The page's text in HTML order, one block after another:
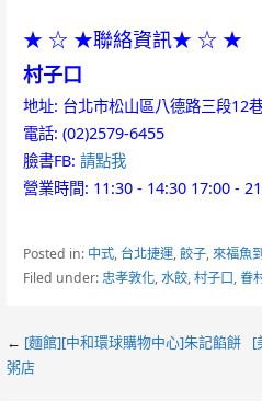
★ ☆ ★聯絡資訊★ ☆ ★
村子口
地址: 台北市松山區八德路三段12
電話: (02)2579-6455
臉書FB: 請點我
營業時間: 11:30 - 14:30 17:00 -
Posted in: 中式, 台北捷運,餃子,來福魚
Filed under:忠孝敦化,水餃,村子口,眷
Post
← [麵館][中和環球購物中心]朱記餡餅
粥店
[